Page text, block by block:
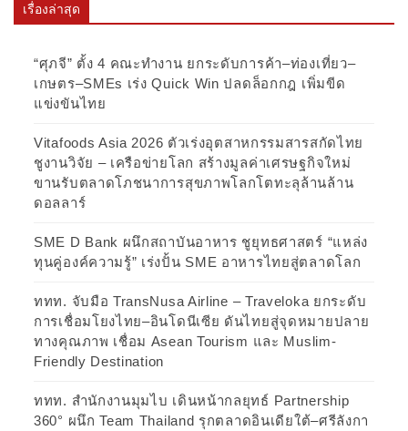
เรื่องล่าสุด
“ศุภจี” ตั้ง 4 คณะทำงาน ยกระดับการค้า–ท่องเที่ยว–
เกษตร–SMEs เร่ง Quick Win ปลดล็อกกฎ เพิ่มขีด
แข่งขันไทย
Vitafoods Asia 2026 ตัวเร่งอุตสาหกรรมสารสกัดไทย
ชูงานวิจัย – เครือข่ายโลก สร้างมูลค่าเศรษฐกิจใหม่
ขานรับตลาดโภชนาการสุขภาพโลกโตทะลุล้านล้าน
ดอลลาร์
SME D Bank ผนึกสถาบันอาหาร ชูยุทธศาสตร์ “แหล่ง
ทุนคู่องค์ความรู้” เร่งปั้น SME อาหารไทยสู่ตลาดโลก
ททท. จับมือ TransNusa Airline – Traveloka ยกระดับ
การเชื่อมโยงไทย–อินโดนีเซีย ดันไทยสู่จุดหมายปลาย
ทางคุณภาพ เชื่อม Asean Tourism และ Muslim-
Friendly Destination
ททท. สำนักงานมุมไบ เดินหน้ากลยุทธ์ Partnership
360° ผนึก Team Thailand รุกตลาดอินเดียใต้–ศรีลังกา